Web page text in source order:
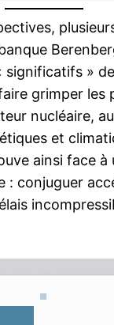
MAINTENANT
significatifs »
grimper les
nucléaire,
et
ainsi face à
: conjuguer